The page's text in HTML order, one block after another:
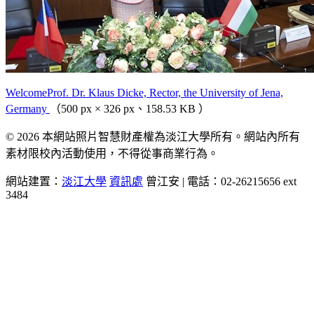
WelcomeProf. Dr. Klaus Dicke, Rector, the University of Jena,
Germany
（500 px × 326 px、158.53 KB ）
© 2026 本網站照片智慧財產權為淡江大學所有。網站內所有
素材限校內活動使用，不得從事商業行為。
網站建置： 淡江大學 資訊處 曾江安 | 電話：02-26215656 ext
3484